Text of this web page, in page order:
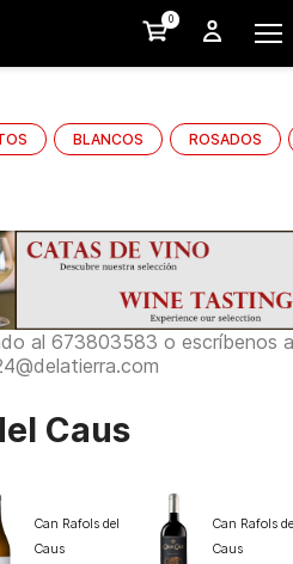
0
BLANCOS
ROSADOS
al 673803583 o escríbenos a
Caus
Can Rafols del
Caus
Can Rafols
Caus